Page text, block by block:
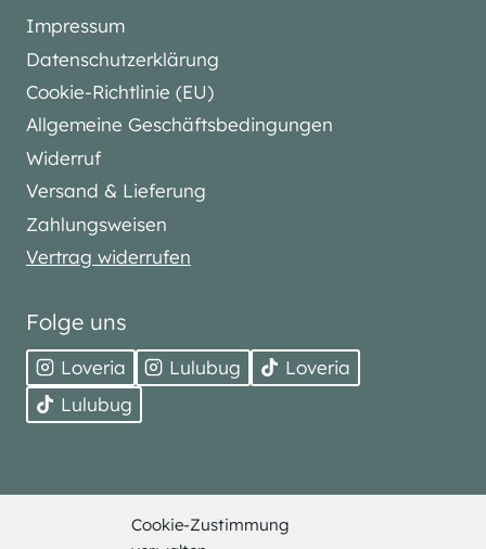
Cookie-Zustimmung
Impressum
Datenschutzerklärung
Cookie-Richtlinie (EU)
Allgemeine Geschäftsbedingungen
Widerruf
Versand & Lieferung
Zahlungsweisen
Vertrag widerrufen
Folge uns
Loveria Lulubug
Loveria
Lulubug
© 2026 Bell Trade. Alle Rechte vorbehalten.